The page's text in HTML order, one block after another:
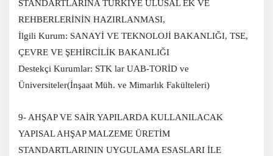
STANDARTLARINA TÜRKİYE ULUSAL EK VE
REHBERLERİNİN HAZIRLANMASI,
İlgili Kurum: SANAYİ VE TEKNOLOJİ BAKANLIĞI, TSE,
ÇEVRE VE ŞEHİRCİLİK BAKANLIĞI
Destekçi Kurumlar: STK lar UAB-TORİD ve
Üniversiteler(İnşaat Müh. ve Mimarlık Fakülteleri)
9- AHŞAP VE SAİR YAPILARDA KULLANILACAK
YAPISAL AHŞAP MALZEME ÜRETİM
STANDARTLARININ UYGULAMA ESASLARI İLE